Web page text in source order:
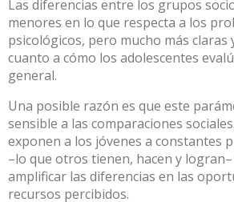
Las diferencias entre los grupos
menores en lo que respecta a los
psicológicos, pero mucho más claras
cuanto a cómo los adolescentes
general.
Una posible razón es que este
sensible a las comparaciones
exponen a los jóvenes a constantes
–lo que otros tienen, hacen y
amplificar las diferencias en las
recursos percibidos.